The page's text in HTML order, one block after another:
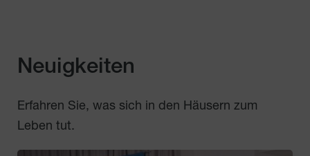
Neuigkeiten
Erfahren Sie, was sich in den Häusern zum
Leben tut.